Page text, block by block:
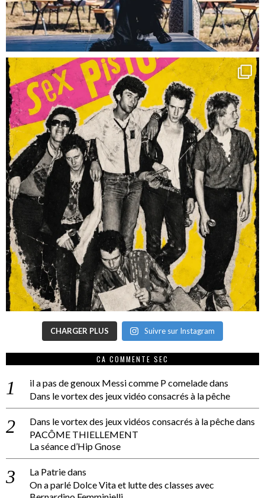
CHARGER PLUS Suivre sur Instagram
CA COMMENTE SEC
il a pas de genoux Messi comme P comeladedans
Dans le vortex des jeux vidéo consacrés à la pêche
Dans le vortex des jeux vidéos consacrés à la pêchedans
PACÔME THIELLEMENT
La séance d’Hip Gnose
La Patriedans
On a parlé Dolce Vita et lutte des classes avec